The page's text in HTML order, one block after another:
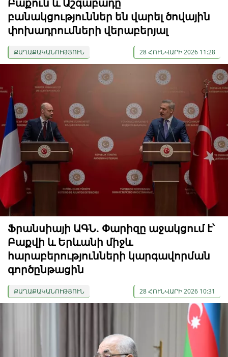
Բաքուն և Աշգաբադը
բանակցություններ են վարել ծովային
փոխադրումների վերաբերյալ
ՔԱՂԱՔԱԿԱՆՈՒԹՅՈՒՆ 28 ՀՈՒՆՎԱՐԻ 2026 11:28
Ֆրանսիայի ԱԳՆ. Փարիզը աջակցում է՝
Բաքվի և Երևանի միջև
հարաբերությունների կարգավորման
գործընթացին
ՔԱՂԱՔԱԿԱՆՈՒԹՅՈՒՆ 28 ՀՈՒՆՎԱՐԻ 2026 10:31